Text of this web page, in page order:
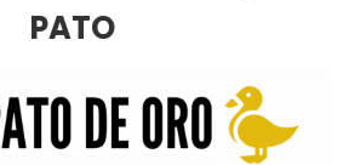
PATO